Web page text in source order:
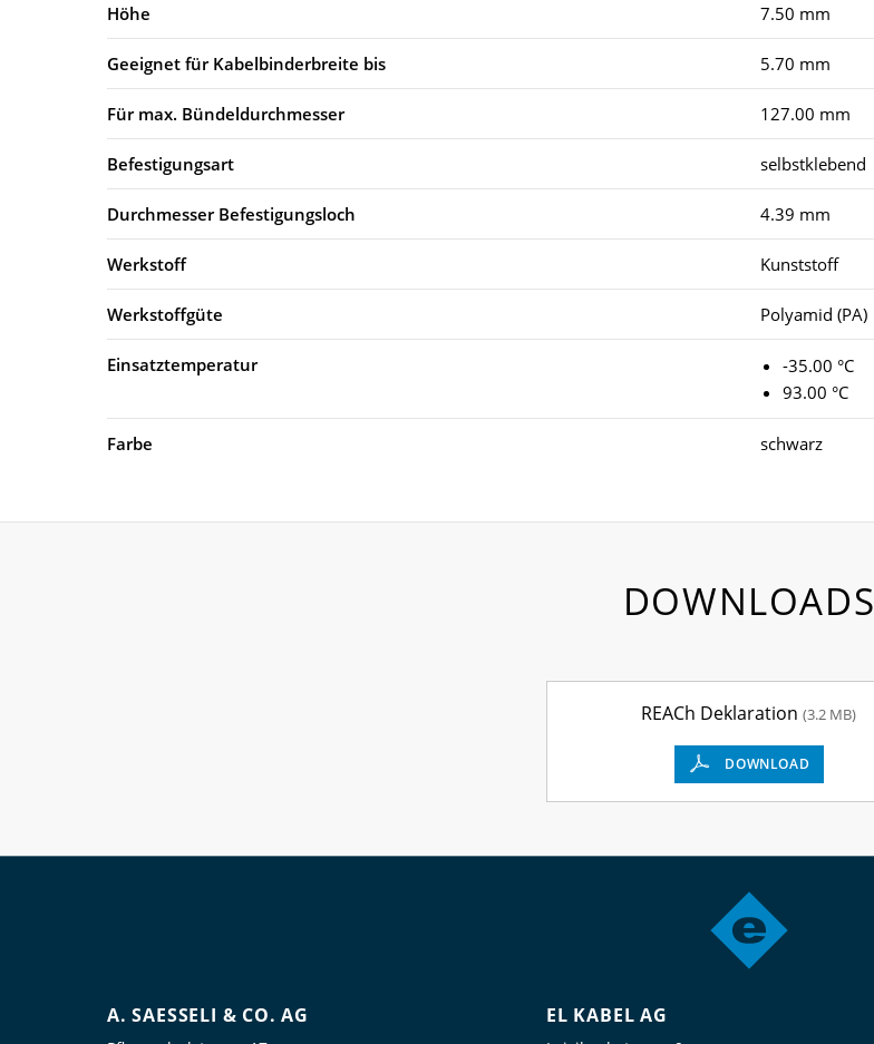
Höhe 7.50 mm
Geeignet für Kabelbinderbreite bis 5.70 mm
Für max. Bündeldurchmesser 127.00 mm
Befestigungsart selbstklebend
Durchmesser Befestigungsloch 4.39 mm
Werkstoff Kunststoff
Werkstoffgüte Polyamid (PA)
Einsatztemperatur
-35.00 °C
93.00 °C
Farbe schwarz
DOWNLOADS
REACh Deklaration(3.2 MB)
DOWNLOAD
A. SAESSELI & CO. AG EL KABEL AG